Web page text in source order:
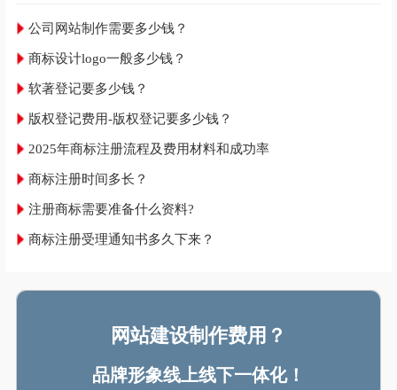
公司网站制作需要多少钱？
商标设计logo一般多少钱？
软著登记要多少钱？
版权登记费用-版权登记要多少钱？
2025年商标注册流程及费用材料和成功率
商标注册时间多长？
注册商标需要准备什么资料?
商标注册受理通知书多久下来？
网站建设制作费用？
品牌形象线上线下一体化！